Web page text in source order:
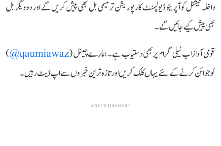
داخلہ نیشنل کوآپریٹو ڈیولپمنٹ کارپوریشن ترمیمی بل بھی پیش کریں گے اور دو دیگر بل
بھی پیش کیے جائیں گے۔
قومی آواز اب ٹیلی گرام پر بھی دستیاب ہے۔ ہمارے چینل (qaumiawaz@
)
کو جوائن کرنے کے لئے یہاں کلک کریں اور تازہ ترین خبروں سے اپ ڈیٹ رہیں۔
ADVERTISEMENT